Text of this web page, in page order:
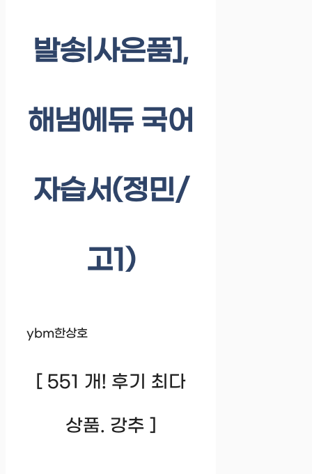
발송|사은품],
해냄에듀 국어
자습서(정민/
고1)
ybm한상호
[ 551 개! 후기 최다
상품. 강추 ]